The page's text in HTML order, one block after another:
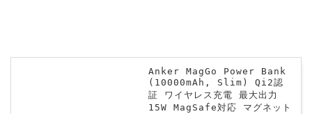
Anker MagGo Power Bank
(10000mAh, Slim) Qi2認
証 ワイヤレス充電 最大出力
15W MagSafe対応 マグネット